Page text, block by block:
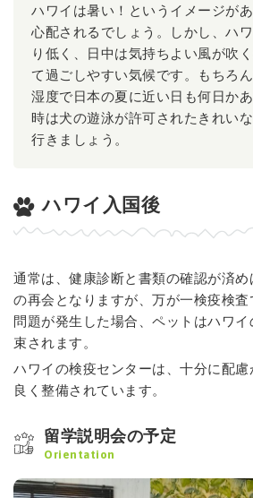
ハワイは暑い！というイメージが
心配されるでしょう。しかし、ハ
り低く、日中は気持ちよい風が吹
て過ごしやすい気候です。もちろ
湿度で日本の夏に近い日も何日か
時は犬の遊泳が許可されたきれい
行きましょう。
ハワイ入国後
通常は、健康診断と書類の確認が済め
の再会となりますが、万が一検疫検
問題が発生した場合、ペットはハワ
束されます。
ハワイの検疫センターは、十分に配
良く整備されています。
留学説明会の予定
Orientation